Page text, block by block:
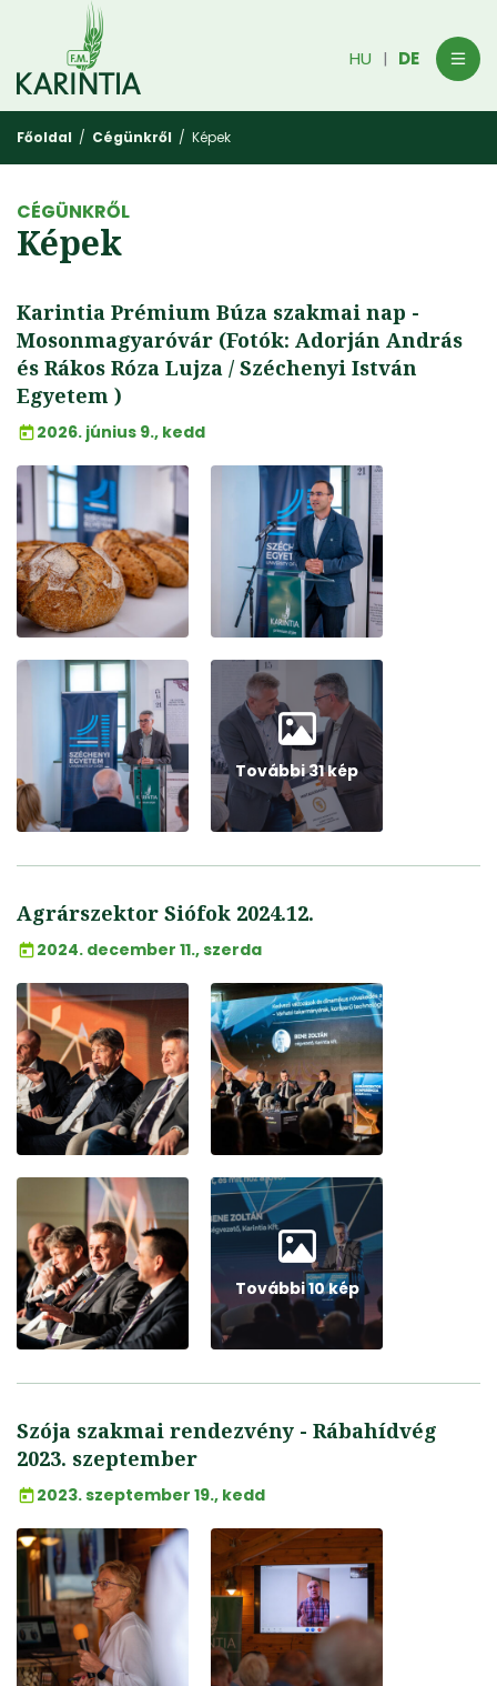
HU | DE
Főoldal / Cégünkről / Képek
CÉGÜNKRŐL
Képek
Karintia Prémium Búza szakmai nap -
Mosonmagyaróvár (Fotók: Adorján András
és Rákos Róza Lujza / Széchenyi István
Egyetem )
2026. június 9., kedd
További 31 kép
Agrárszektor Siófok 2024.12.
2024. december 11., szerda
További 10 kép
Szója szakmai rendezvény - Rábahídvég
2023. szeptember
2023. szeptember 19., kedd